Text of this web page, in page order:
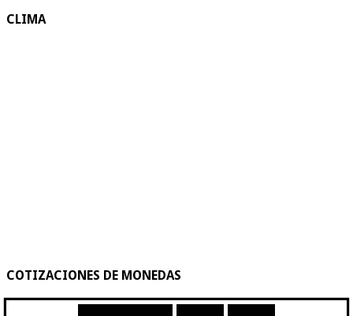
CLIMA
COTIZACIONES DE MONEDAS